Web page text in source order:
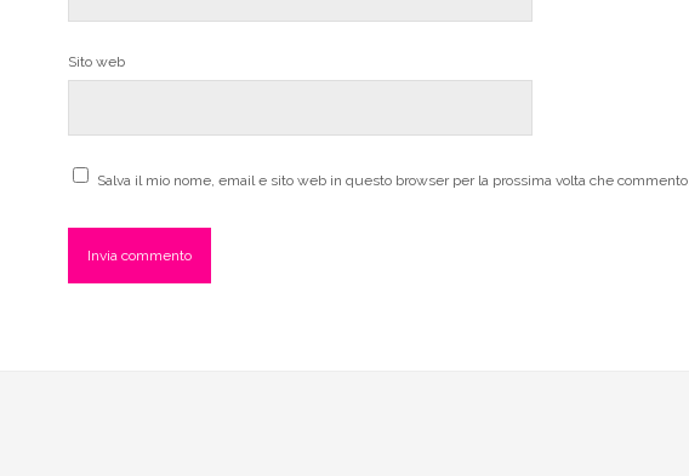
Sito web
Salva il mio nome, email e sito web in questo browser per la prossima volta che commento.